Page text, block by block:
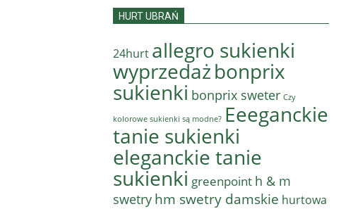
HURT UBRAŃ
24hurt allegro sukienki
wyprzedażbonprix
sukienki bonprix sweter Czy
kolorowe sukienki są modne? Eeeganckie
tanie sukienki
eleganckie tanie
sukienki greenpoint h & m
swetry hm swetry damskie hurtowa